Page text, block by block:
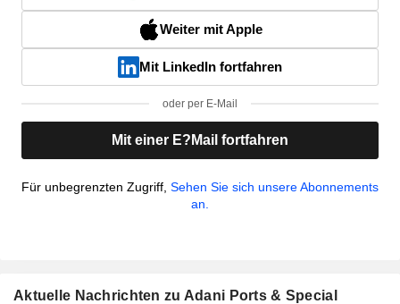
Weiter mit Apple
Mit LinkedIn fortfahren
oder per E-Mail
Mit einer E?Mail fortfahren
Für unbegrenzten Zugriff, Sehen Sie sich unsere Abonnements
an.
Aktuelle Nachrichten zu Adani Ports & Special